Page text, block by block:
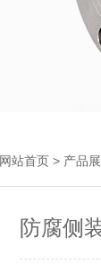
网站首页 > 产品
防腐侧